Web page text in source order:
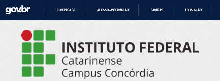
CONTEÚDO
COMUNICA BR ACESSO À INFORMAÇÃO PARTICIPE LEGISLAÇÃO